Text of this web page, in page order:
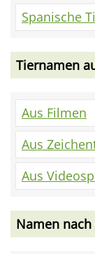
Spanische
Tiernamen
Aus Filmen
Aus
Aus
Namen